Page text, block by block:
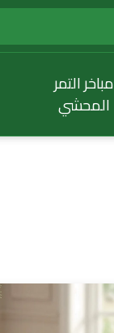
مباخر التمر
المحشي